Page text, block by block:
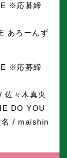
※応募締
あろーんず
※応募締
佐々木真央
DO YOU
/ maishin